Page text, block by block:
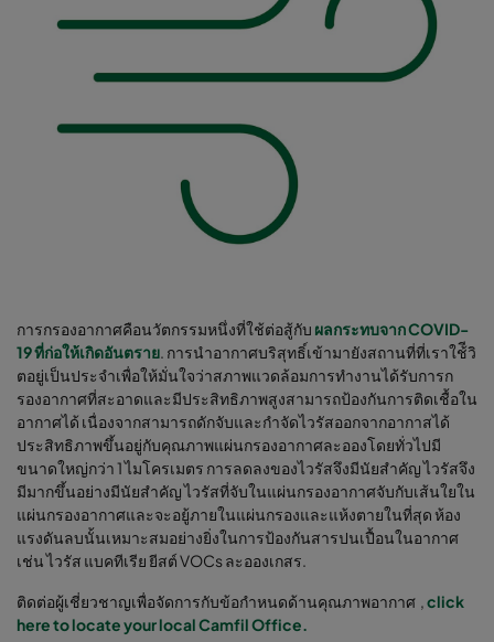
การกรองอากาศคือนวัตกรรมหนึ่งที่ใช้ต่อสู้กับ ผลกระทบจาก COVID-
19ที่ก่อให้เกิดอันตราย. การนำอากาศบริสุทธิ์เข้ามายังสถานที่ที่เราใช้ีวิ
ตอยู่เป็นประจำเพื่อให้มั่นใจว่าสภาพแวดล้อมการทำงานได้รับการก
รองอากาศที่สะอาดและมีประสิทธิภาพสูงสามารถป้องกันการติดเชื้อใน
อากาศได้ เนื่องจากสามารถดักจับและกำจัดไวรัสออกจากอากาสได้
ประสิทธิภาพขึ้นอยู่กับคุณภาพแผ่นกรองอากาศละอองโดยทั่วไปมี
ขนาดใหญ่กว่า 1 ไมโครเมตร การลดลงของไวรัสจึงมีนัยสำคัญ ไวรัสจึง
มีมากขึ้นอย่างมีนัยสำคัญ ไวรัสที่จับในแผ่นกรองอากาศจับกับเส้นใยใน
แผ่นกรองอากาศและจะอยู้ภายในแผ่นกรองและแห้งตายในที่สุด ห้อง
แรงดันลบนั้นเหมาะสมอย่างยิ่งในการป้องกันสารปนเปื้อนในอากาศ
เช่น ไวรัส แบคทีเรีย ยีสต์ VOCs ละอองเกสร.
ติดต่อผู้เชี่ยวชาญเพื่อจัดการกับข้อกำหนดด้านคุณภาพอากาศ ,click
here to locate your local Camfil Office.